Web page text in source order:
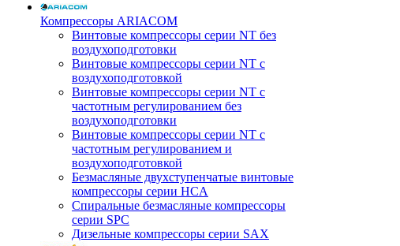
Компрессоры ARIACOM
Винтовые компрессоры серии NT без
воздухоподготовки
Винтовые компрессоры серии NT c
воздухоподготовкой
Винтовые компрессоры серии NT с
частотным регулированием без
воздухоподготовки
Винтовые компрессоры серии NT с
частотным регулированием и
воздухоподготовкой
Безмасляные двухступенчатые винтовые
компрессоры серии HCA
Спиральные безмасляные компрессоры
серии SPC
Дизельные компрессоры серии SAX